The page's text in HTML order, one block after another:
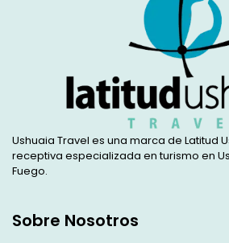
Ushuaia Travel es una marca de Latitud
receptiva especializada en turismo en
Fuego.
Sobre Nosotros